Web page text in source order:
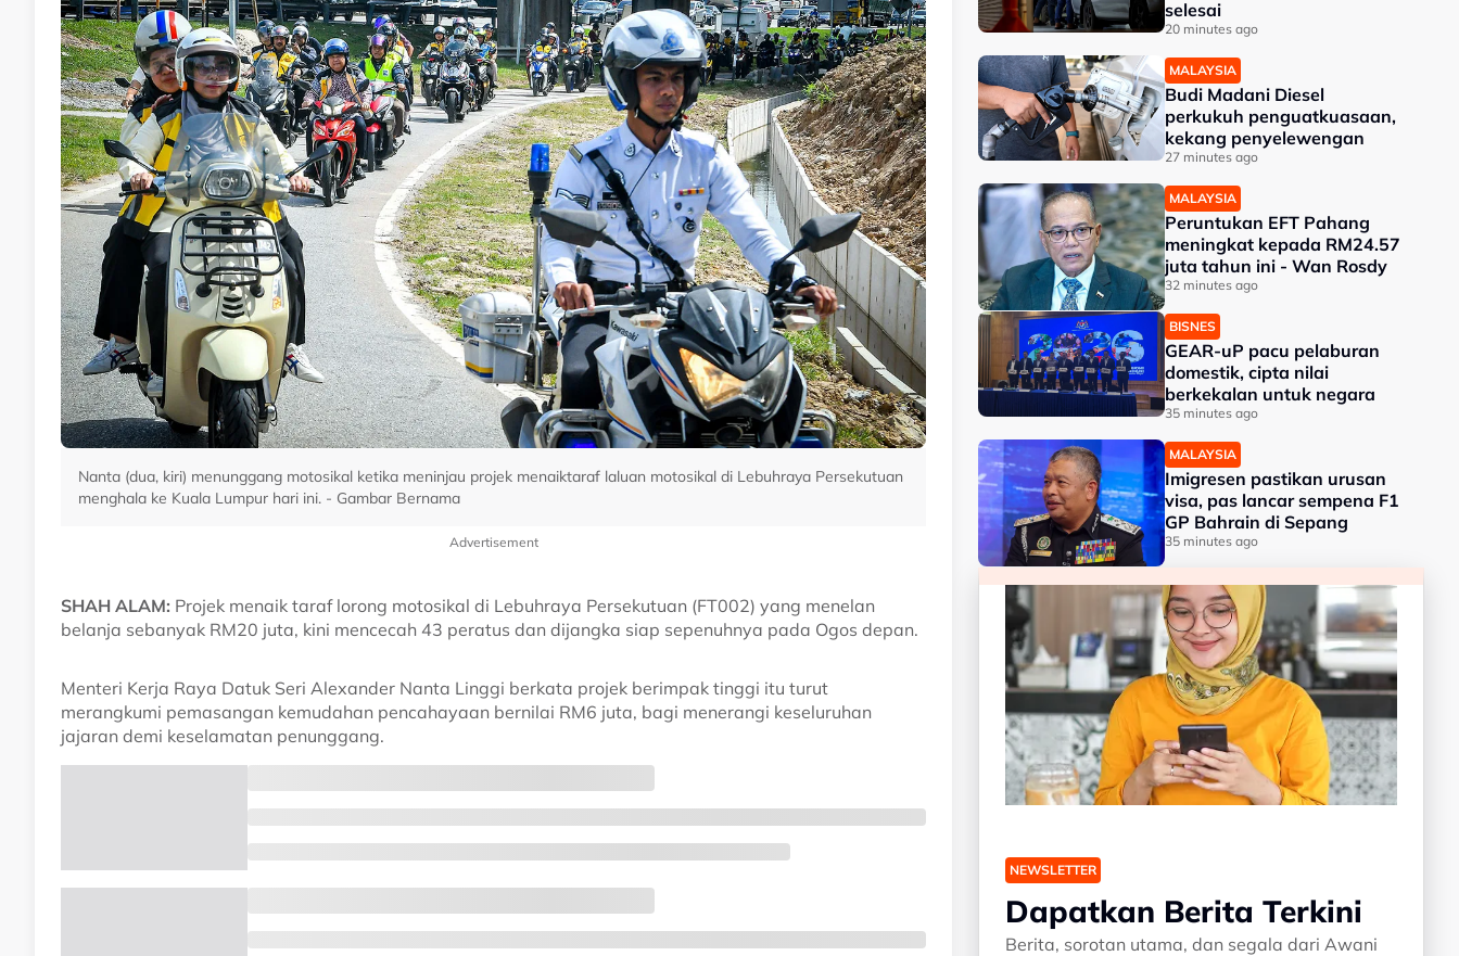
Nanta (dua, kiri) menunggang motosikal ketika meninjau projek menaiktaraf laluan motosikal di Lebuhraya Persekutuan
menghala ke Kuala Lumpur hari ini. - Gambar Bernama
Advertisement
SHAH ALAM: Projek menaik taraf lorong motosikal di Lebuhraya Persekutuan (FT002) yang menelan
belanja sebanyak RM20 juta, kini mencecah 43 peratus dan dijangka siap sepenuhnya pada Ogos depan.
Menteri Kerja Raya Datuk Seri Alexander Nanta Linggi berkata projek berimpak tinggi itu turut
merangkumi pemasangan kemudahan pencahayaan bernilai RM6 juta, bagi menerangi keseluruhan
jajaran demi keselamatan penunggang.
selesai
20 minutes ago
MALAYSIA
Budi Madani Diesel
perkukuh penguatkuasaan,
kekang penyelewengan
27 minutes ago
MALAYSIA
Peruntukan EFT Pahang
meningkat kepada RM24.57
juta tahun ini - Wan Rosdy
32 minutes ago
BISNES
GEAR-uP pacu pelaburan
domestik, cipta nilai
berkekalan untuk negara
35 minutes ago
MALAYSIA
Imigresen pastikan urusan
visa, pas lancar sempena F1
GP Bahrain di Sepang
35 minutes ago
NEWSLETTER
Dapatkan Berita Terkini
Berita, sorotan utama, dan segala dari Awani